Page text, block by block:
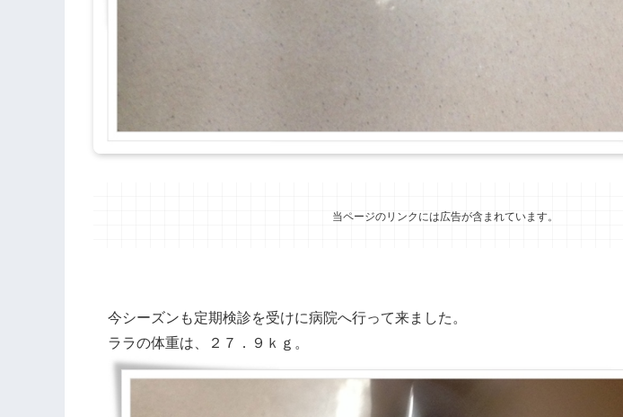
当ページのリンクには広告が含まれています。
今シーズンも定期検診を受けに病院へ行って来ました。
ララの体重は、２７．９ｋｇ。